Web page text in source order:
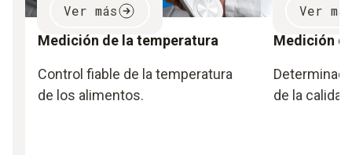
Ver más
Medición de la temperatura
Control fiable de la temperatura
de los alimentos.
Ver más
Medición
de la